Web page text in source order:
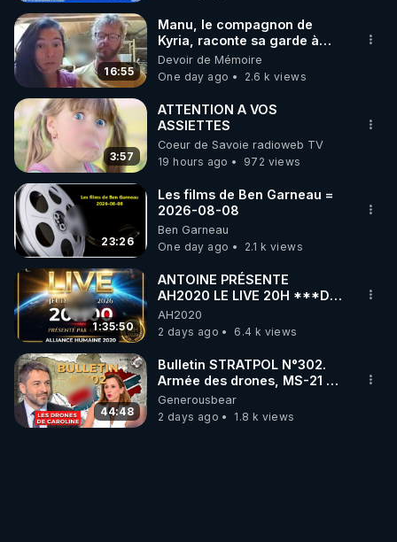
16:55
Manu, le compagnon de
Kyria, raconte sa garde à
vue musclée. PARTAGEZ!
Devoir de Mémoire
One day ago
2.6 k views
3:57
ATTENTION A VOS
ASSIETTES
Coeur de Savoie radioweb TV
19 hours ago
972 views
23:26
Les films de Ben Garneau =
2026-08-08
Ben Garneau
One day ago
2.1 k views
1:35:50
ANTOINE PRÉSENTE
AH2020 LE LIVE 20H ***DU
06/08/2026***
AH2020
2 days ago
6.4 k views
44:48
Bulletin STRATPOL N°302.
Armée des drones, MS-21 en
série, missiles coréens.
07.08.2026.
Generousbear
2 days ago
1.8 k views